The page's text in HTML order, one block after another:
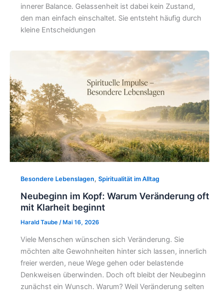
innerer Balance. Gelassenheit ist dabei kein Zustand,
den man einfach einschaltet. Sie entsteht häufig durch
kleine Entscheidungen
Besondere Lebenslagen, Spiritualität im Alltag
Neubeginn im Kopf: Warum Veränderung oft
mit Klarheit beginnt
Harald Taube / Mai 16, 2026
Viele Menschen wünschen sich Veränderung. Sie
möchten alte Gewohnheiten hinter sich lassen, innerlich
freier werden, neue Wege gehen oder belastende
Denkweisen überwinden. Doch oft bleibt der Neubeginn
zunächst ein Wunsch. Warum? Weil Veränderung selten